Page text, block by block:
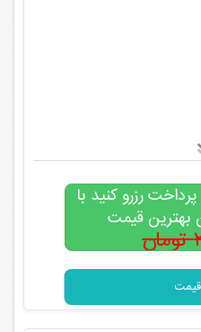
رزرو کنید با
قیمت
تومان